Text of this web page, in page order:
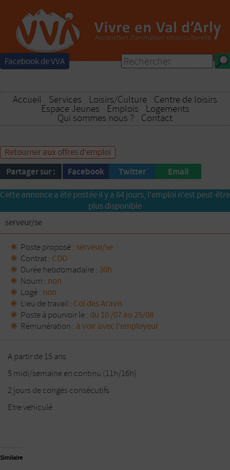
Facebook de VVA
Accueil Services Loisirs/Culture Centre de loisirs
Espace Jeunes Emplois Logements
Qui sommes nous ? Contact
Retourner aux offres d'emploi
Partager sur : Facebook Twitter Email
Cette annonce a été postée il y a 64 jours, l'emploi n'est peut-être
plus disponible
serveur/se
Poste proposé : serveur/se
Contrat : CDD
Durée hebdomadaire : 30h
Nourri : non
Logé : non
Lieu de travail : Col des Aravis
Poste à pourvoir le : du 10 /07 au 25/08
Rémunération : à voir avec l'employeur
A partir de 15 ans
5 midi/semaine en continu (11h/16h)
2 jours de congés consécutifs
Etre vehiculé
Similaire